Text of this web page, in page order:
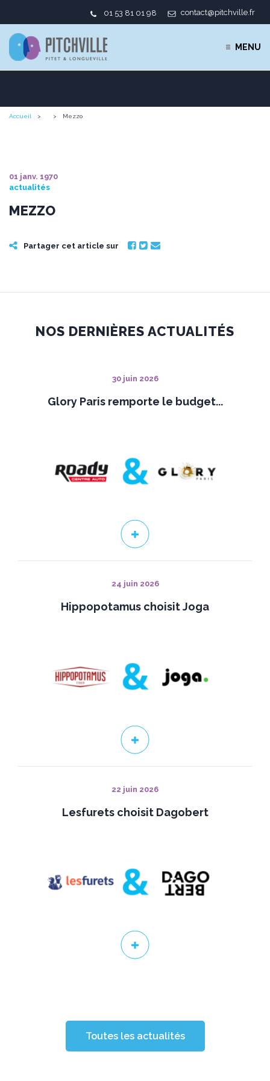
01 53 81 01 98 contact@pitchville.fr
MENU
Accueil Mezzo
01 janv. 1970
actualités
MEZZO
Partager cet article sur
NOS DERNIÈRES ACTUALITÉS
30 juin 2026
Glory Paris remporte le budget...
24 juin 2026
Hippopotamus choisit Joga
22 juin 2026
Lesfurets choisit Dagobert
Toutes les actualités